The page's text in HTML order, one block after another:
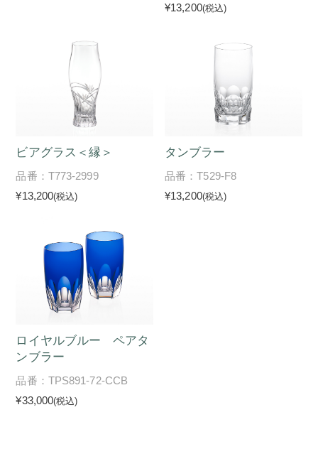
¥13,200(税込)
ビアグラス＜縁＞
品番：T773-2999
¥13,200(税込)
タンブラー
品番：T529-F8
¥13,200(税込)
ロイヤルブルー ペアタ
ンブラー
品番：TPS891-72-CCB
¥33,000(税込)